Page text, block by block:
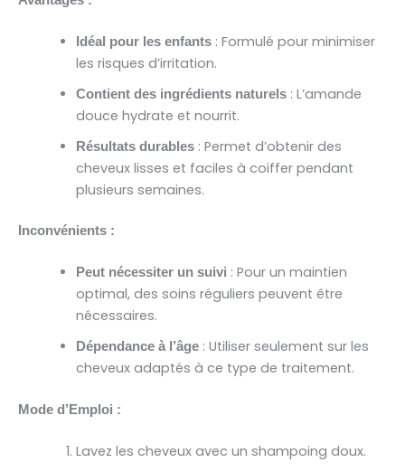
Idéal pour les enfants: Formulé pour minimiser
les risques d’irritation.
Contient des ingrédients naturels: L’amande
douce hydrate et nourrit.
Résultats durables: Permet d’obtenir des
cheveux lisses et faciles à coiffer pendant
plusieurs semaines.
Inconvénients :
Peut nécessiter un suivi : Pour un maintien
optimal, des soins réguliers peuvent être
nécessaires.
Dépendance à l’âge: Utiliser seulement sur les
cheveux adaptés à ce type de traitement.
Mode d’Emploi :
Lavez les cheveux avec un shampoing doux.